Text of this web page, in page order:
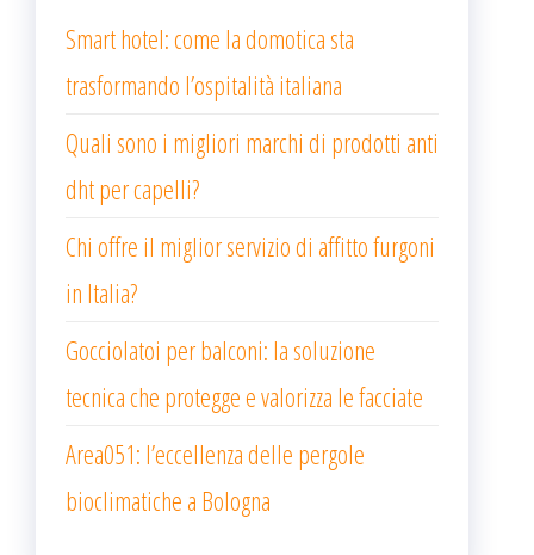
Smart hotel: come la domotica sta
trasformando l’ospitalità italiana
Quali sono i migliori marchi di prodotti anti
dht per capelli?
Chi offre il miglior servizio di affitto furgoni
in Italia?
Gocciolatoi per balconi: la soluzione
tecnica che protegge e valorizza le facciate
Area051: l’eccellenza delle pergole
bioclimatiche a Bologna